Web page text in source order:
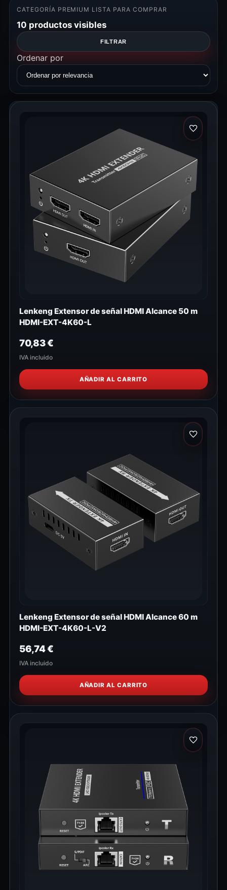
CATEGORÍA PREMIUM LISTA PARA COMPRAR
10 productos visibles
FILTRAR
Ordenar por
Lenkeng Extensor de señal HDMI Alcance 50 m
HDMI-EXT-4K60-L
70,83€
IVA incluido
AÑADIR AL CARRITO
Lenkeng Extensor de señal HDMI Alcance 60 m
HDMI-EXT-4K60-L-V2
56,74€
IVA incluido
AÑADIR AL CARRITO